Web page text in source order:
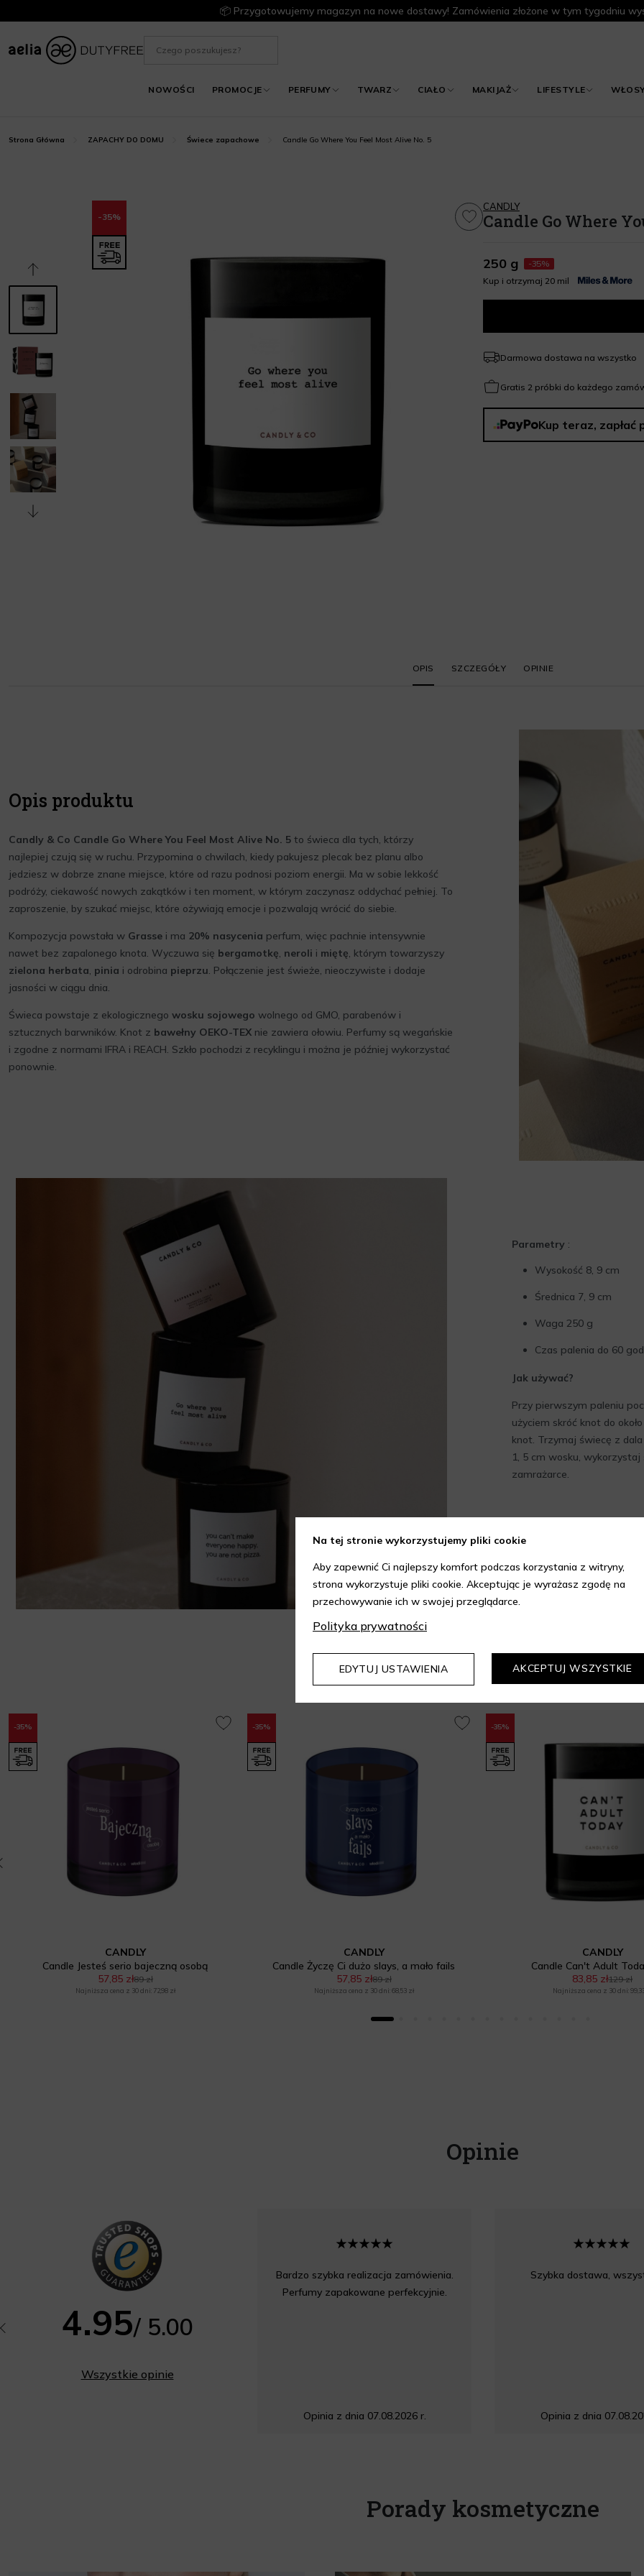
📦 Przygotowujemy magazyn na nowe dostawy! Zamówienia złożone w tym tygodniu
NOWOŚCI PROMOCJE PERFUMY TWARZ CIAŁO MAKIJAŻ LIFESTYLE
Strona Główna ZAPACHY DO DOMU Świece zapachowe Candle Go Where You Feel Most Alive No. 5
-35%
CANDLY
Candle Go Where
250 g
-35%
Kup i otrzymaj 20 mil
Darmowa dostawa na wszystko
Gratis 2 próbki do każdego
Kup teraz, zapłać
OPIS SZCZEGÓŁY OPINIE
Opis produktu
Candly & Co Candle Go Where You Feel Most Alive No. 5 to świeca dla tych, którzy
najlepiej czują się w ruchu. Przypomina o chwilach, kiedy pakujesz plecak bez planu albo
jedziesz w dobrze znane miejsce, które od razu podnosi poziom energii. Ma w sobie lekkość
podróży, ciekawość nowych zakątków i ten moment, w którym zaczynasz oddychać pełniej. To
zaproszenie, by szukać miejsc, które ożywiają emocje i pozwalają wrócić do siebie.
Kompozycja powstała w Grasse i ma 20% nasycenia perfum, więc pachnie intensywnie
nawet bez zapalonego knota. Wyczuwa się bergamotkę, neroli i miętę, którym towarzyszy
zielona herbata, pinia i odrobina pieprzu. Połączenie jest świeże, nieoczywiste i dodaje
jasności w ciągu dnia.
Świeca powstaje z ekologicznego wosku sojowego wolnego od GMO, parabenów i
sztucznych barwników. Knot z bawełny OEKO-TEX nie zawiera ołowiu. Perfumy są wegańskie
i zgodne z normami IFRA i REACH. Szkło pochodzi z recyklingu i można je później wykorzystać
ponownie.
Parametry :
Wysokość 8, 9 cm
Średnica 7, 9 cm
Waga 250 g
Czas palenia do 60
Jak używać?
Przy pierwszym paleniu
użyciem skróć knot do
knot. Trzymaj świecę z dala
1, 5 cm wosku, wykorzystaj
zamrażarce.
Mogą Cię zainteresować
-35%
CANDLY
Candle Jesteś serio bajeczną osobą
57,85 zł89 zł
Najniższa cena z 30 dni: 72,98 zł
-35%
CANDLY
Candle Życzę Ci dużo slays, a mało fails
57,85 zł89 zł
Najniższa cena z 30 dni: 68,53 zł
-35%
CANDLY
Candle Can't Adult
83,85 zł129 zł
Najniższa cena z 30 dni:
Opinie
4.95/ 5.00
Wszystkie opinie
Bardzo szybka realizacja zamówienia.
Perfumy zapakowane perfekcyjnie.
Opinia z dnia 07.08.2026 r.
Szybka dostawa,
Opinia z dnia
Porady kosmetyczne
Na tej stronie wykorzystujemy pliki cookie
Aby zapewnić Ci najlepszy komfort podczas korzystania z witryny,
strona wykorzystuje pliki cookie. Akceptując je wyrażasz zgodę na
przechowywanie ich w swojej przeglądarce.
Polityka prywatności
EDYTUJ USTAWIENIA AKCEPTUJ WSZYSTKIE